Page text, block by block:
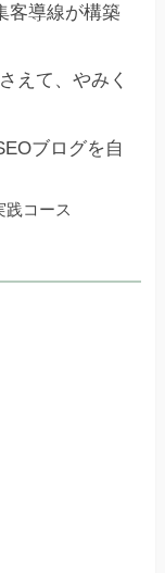
客導線が構築
えて、やみく
ブログを自
践コース